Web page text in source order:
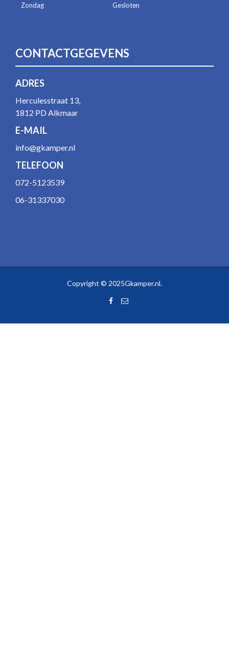
Zondag Gesloten
CONTACTGEGEVENS
ADRES
Herculesstraat 13,
1812 PD Alkmaar
E-MAIL
info@gkamper.nl
TELEFOON
072-5123539
06-31337030
Copyright © 2025Gkamper.nl.